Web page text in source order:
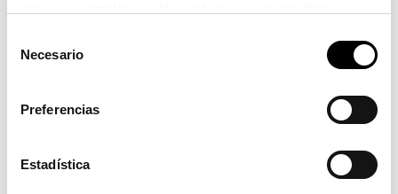
página y que son de obligada aceptación.
Necesario
Preferencias
Estadística
La solución incorporará los más altos estándares de
segmentación de red, garantizando la protección de los